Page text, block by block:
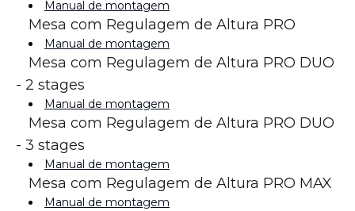
Manual de montagem
Mesa com Regulagem de Altura PRO
Manual de montagem
Mesa com Regulagem de Altura PRO DUO
- 2 stages
Manual de montagem
Mesa com Regulagem de Altura PRO DUO
- 3 stages
Manual de montagem
Mesa com Regulagem de Altura PRO MAX
Manual de montagem